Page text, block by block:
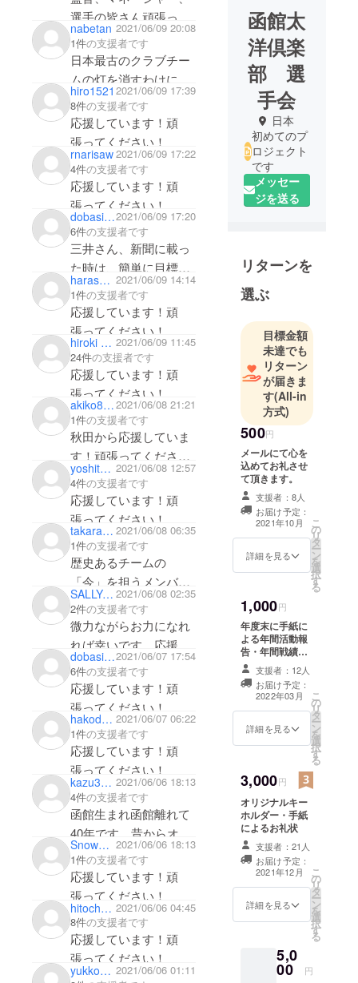
選手の皆さん頑張って
下さい。応援していま
す。
nabetan 2021/06/09 20:08
1件の支援者です
日本最古のクラブチー
ムの灯を消すわけには
いかないですよね！
北海道の誇りです！
早く球場で応援した
hiro1521 2021/06/09 17:39
8件の支援者です
応援しています！頑
張ってください！
rnarisaw2021/06/09 17:22
4件の支援者です
応援しています！頑
張ってください！
dobasi19522021/06/09 17:20
6件の支援者です
三井さん、新聞に載っ
た時は、簡単に目標を
達成出来ると思ってい
たのに、意外と苦戦し
てますネ。
目標達成を祈って、あ
と5000円支援します。
頑張れ❗️
harasyocyou 2021/06/09 14:14
1件の支援者です
応援しています！頑
張ってください！
hiroki mita 2021/06/09 11:45
24件の支援者です
応援しています！頑
張ってください！
akiko8102021/06/08 21:21
1件の支援者です
秋田から応援していま
す！頑張ってくださ
い！ yoshitsu19 2021/06/08 12:57
4件の支援者です
応援しています！頑
張ってください！
takara7030 2021/06/08 06:35
1件の支援者です
歴史あるチームの
「今」を担うメンバー
の皆様、ぜひ函館を盛
り上げて下さい！
SALLYSALLYSALLY 2021/06/08 02:35
2件の支援者です
微力ながらお力になれ
れば幸いです。応援し
ています
dobasi19522021/06/07 17:54
6件の支援者です
応援しています！頑
張ってください！
三井さん、元、中病・
検査科の土橋です。コ
ロナが落ち着いたら、
また同窓会の幹事、お
願いします。
hakodateyaQ1985 2021/06/07 06:22
1件の支援者です
応援しています！頑
張ってください！
kazu3727 2021/06/06 18:13
4件の支援者です
函館生まれ函館離れて
40年です。昔からオー
シャンの存在は知って
ました。
応援しています！頑
張ってください！
Snow2080yama 2021/06/06 18:13
1件の支援者です
応援しています！頑
張ってください！
hitochan1959 2021/06/06 04:45
8件の支援者です
応援しています！頑
張ってください！
yukkohoh 2021/06/06 01:11
函館太
洋倶楽
部 選
手会
日本
初めてのプ
ロジェクト
です
メッセー
ジを送る
リターンを
選ぶ
目標金額
未達でも
リターン
が届きま
す(All-in
方式)
500円
メールにて心を
込めてお礼させ
て頂きます。
支援者：8人
お届け予定：
2021年10月
詳細を見る
こ
の
リ
タ
ー
ン
を
選
択
す
る
1,000円
年度末に手紙に
よる年間活動報
告・年間戦績報
告・次年度の日
程・お礼状
支援者：12人
お届け予定：
2022年03月
詳細を見る
こ
の
リ
タ
ー
ン
を
選
択
す
る
3,000円
オリジナルキー
ホルダー・手紙
によるお礼状
支援者：21人
お届け予定：
2021年12月
詳細を見る
こ
の
リ
タ
ー
ン
を
選
択
す
る
5,0
00 円